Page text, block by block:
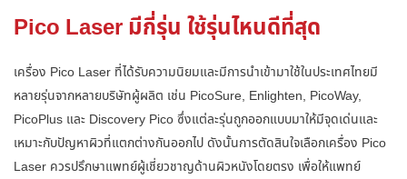
Pico Laser มีกี่รุ่น ใช้รุ่นไหนดีที่สุด
เครื่อง Pico Laser ที่ได้รับความนิยมและมีการนำเข้ามาใช้ในประเทศไทยมี
หลายรุ่นจากหลายบริษัทผู้ผลิต เช่น PicoSure, Enlighten, PicoWay,
PicoPlus และ Discovery Pico ซึ่งแต่ละรุ่นถูกออกแบบมาให้มีจุดเด่นและ
เหมาะกับปัญหาผิวที่แตกต่างกันออกไป ดังนั้นการตัดสินใจเลือกเครื่อง Pico
Laser ควรปรึกษาแพทย์ผู้เชี่ยวชาญด้านผิวหนังโดยตรง เพื่อให้แพทย์